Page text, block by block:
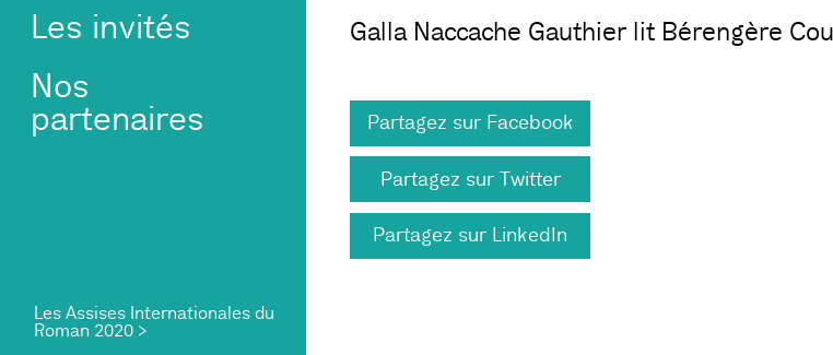
Les invités
Nos
partenaires
Les Assises Internationales du
Roman 2020 >
Galla Naccache Gauthier lit Bérengère
Partagez sur Facebook
Partagez sur Twitter
Partagez sur LinkedIn